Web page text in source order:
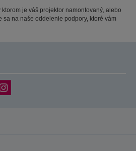
je váš projektor namontovaný, alebo
sa na naše oddelenie podpory, ktoré vám